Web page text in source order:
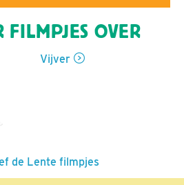
FILMPJES OVER
Vijver
de Lente filmpjes